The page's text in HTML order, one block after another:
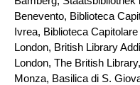
Benevento, Biblioteca
Ivrea, Biblioteca
London, British Library
London, The British
Monza, Basilica di S.